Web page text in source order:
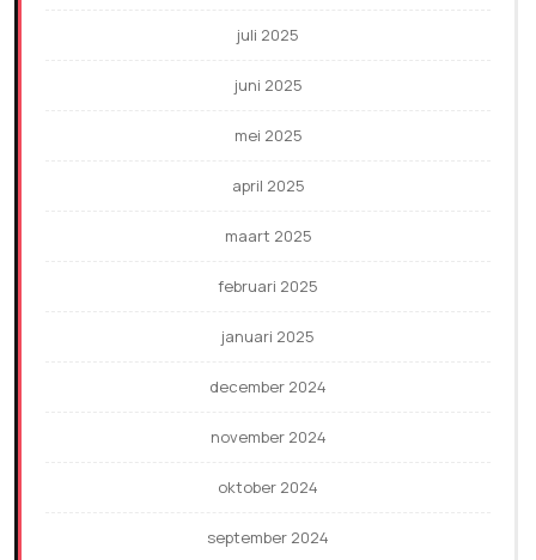
juli 2025
juni 2025
mei 2025
april 2025
maart 2025
februari 2025
januari 2025
december 2024
november 2024
oktober 2024
september 2024